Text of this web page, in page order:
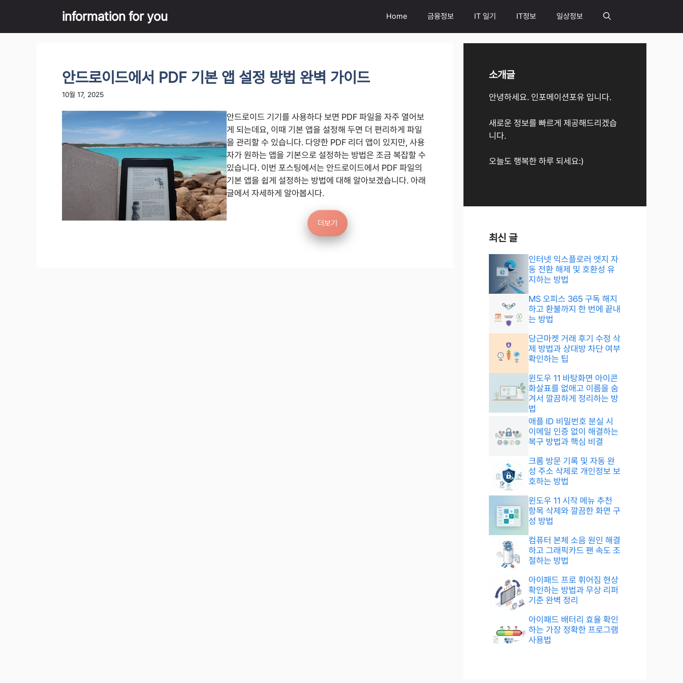
content
information for you Home 금융정보 IT 일기 IT정보 일상정보
안드로이드에서 PDF 기본 앱 설정 방법 완벽 가이드
10월 17, 2025
안드로이드 기기를 사용하다 보면 PDF 파일을 자주 열어보
게 되는데요, 이때 기본 앱을 설정해 두면 더 편리하게 파일
을 관리할 수 있습니다. 다양한 PDF 리더 앱이 있지만, 사용
자가 원하는 앱을 기본으로 설정하는 방법은 조금 복잡할 수
있습니다. 이번 포스팅에서는 안드로이드에서 PDF 파일의
기본 앱을 쉽게 설정하는 방법에 대해 알아보겠습니다. 아래
글에서 자세하게 알아봅시다.
더보기
소개글
안녕하세요. 인포메이션포유 입니다.
새로운 정보를 빠르게 제공해드리겠습
니다.
오늘도 행복한 하루 되세요:)
최신 글
인터넷 익스플로러 엣지 자
동 전환 해제 및 호환성 유
지하는 방법
MS 오피스 365 구독 해지
하고 환불까지 한 번에 끝내
는 방법
당근마켓 거래 후기 수정 삭
제 방법과 상대방 차단 여부
확인하는 팁
윈도우 11 바탕화면 아이콘
화살표를 없애고 이름을 숨
겨서 깔끔하게 정리하는 방
법
애플 ID 비밀번호 분실 시
이메일 인증 없이 해결하는
복구 방법과 핵심 비결
크롬 방문 기록 및 자동 완
성 주소 삭제로 개인정보 보
호하는 방법
윈도우 11 시작 메뉴 추천
항목 삭제와 깔끔한 화면 구
성 방법
컴퓨터 본체 소음 원인 해결
하고 그래픽카드 팬 속도 조
절하는 방법
아이패드 프로 휘어짐 현상
확인하는 방법과 무상 리퍼
기준 완벽 정리
아이패드 배터리 효율 확인
하는 가장 정확한 프로그램
사용법